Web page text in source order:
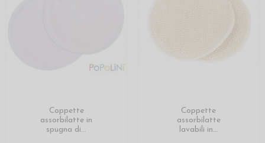
Coppette
assorbilatte in
spugna di...
Coppette
assorbilatte
lavabili in...